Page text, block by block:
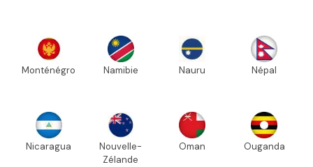
Monténégro Namibie Nauru Népal
Nicaragua
Nouvelle-
Zélande
Oman Ouganda